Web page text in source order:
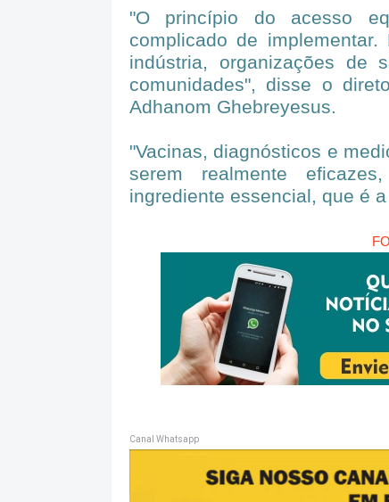
"O princípio do acesso
complicado de
indústria, organizações de
comunidades", disse o
Adhanom Ghebreyesus.
"Vacinas, diagnósticos e
serem realmente
ingrediente essencial, que é
Canal Whatsapp